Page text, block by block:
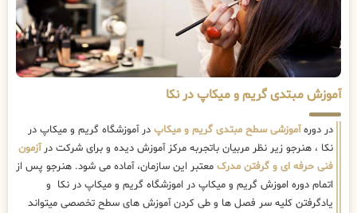
آموزش مبتدی گریم و میکاپ در نکا
در دورهآموزشی سطح مبتدی گریم و میکاپ در آموزشگاه گریم و میکاپ در
نکا ، هنرجو زیر نظر مربیان باتجربه مرکز آموزش دیده و برای شرکت درآزمون
فنی حرفه ای و گرفتن مدرک معتبر این سازمان، آماده می شود. هنرجو پس از
اتمام دوره اموزش گریم و میکاپ در اموزشگاه گریم و میکاپ در نکا و
یادگرفتن کلیه سر فصل ها و طی کردن آموزش های سطح تخصصی میتواند